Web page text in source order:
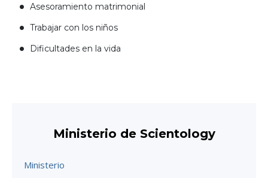
Asesoramiento matrimonial
Trabajar con los niños
Dificultades en la vida
Ministerio de Scientology
Ministerio